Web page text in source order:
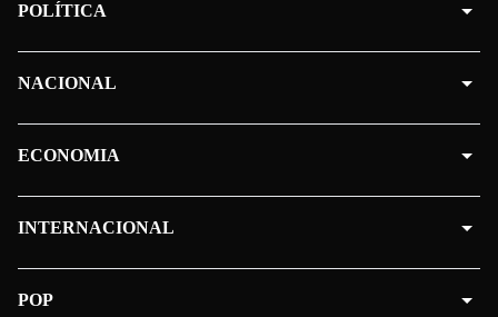
POLÍTICA
NACIONAL
ECONOMIA
INTERNACIONAL
POP